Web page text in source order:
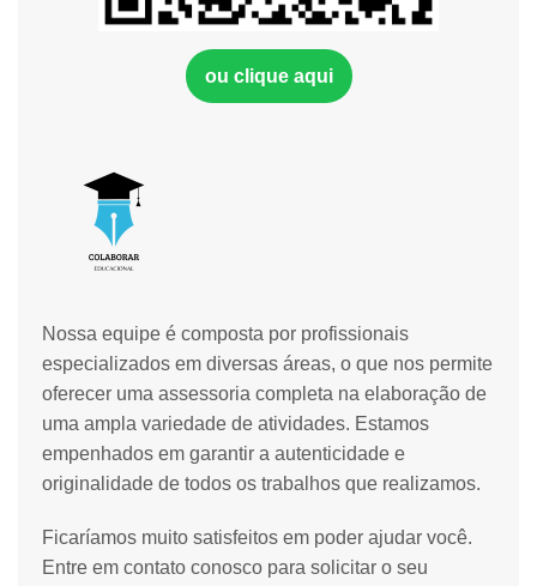
Nossa equipe é composta por profissionais
especializados em diversas áreas, o que nos permite
oferecer uma assessoria completa na elaboração de
uma ampla variedade de atividades. Estamos
empenhados em garantir a autenticidade e
originalidade de todos os trabalhos que realizamos.
Ficaríamos muito satisfeitos em poder ajudar você.
Entre em contato conosco para solicitar o seu
ou clique aqui